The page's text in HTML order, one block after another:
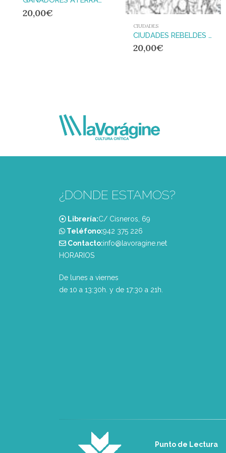
20,00€
CIUDADES
CIUDADES REBELDES : MUNICIPALISMO Y PODER LOCAL EN ESPAÑA (2015-2023)
20,00€
¿DONDE ESTAMOS?
Librería:C/ Cisneros, 69
Teléfono:‭942 375 226‬
Contacto:info@lavoragine.net
HORARIOS
De lunes a viernes
de 10 a 13:30h. y de 17:30 a 21h.
Punto de Lectura